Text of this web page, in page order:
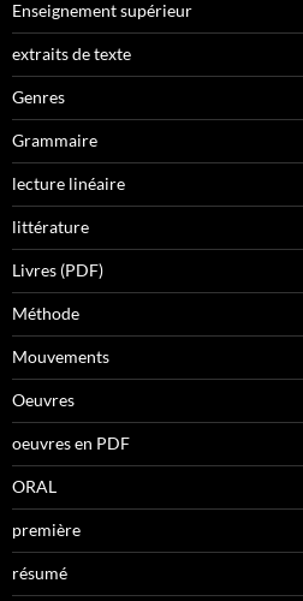
Enseignement supérieur
extraits de texte
Genres
Grammaire
lecture linéaire
littérature
Livres (PDF)
Méthode
Mouvements
Oeuvres
oeuvres en PDF
ORAL
première
résumé